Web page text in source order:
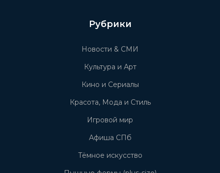
Рубрики
Новости & СМИ
Культура и Арт
Кино и Сериалы
Красота, Мода и Стиль
Игровой мир
Афиша СПб
Тёмное искусство